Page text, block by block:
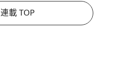
連載 TOP